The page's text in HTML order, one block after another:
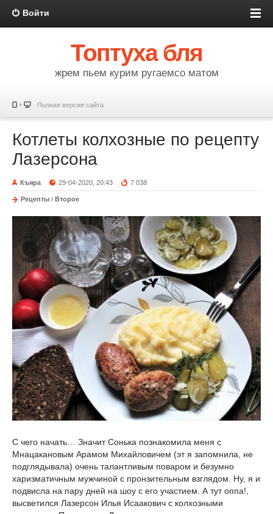
Войти
Топтуха бля
жрем пьем курим ругаемсо матом
Полная версия сайта
Котлеты колхозные по рецепту
Лазерсона
Къяра 29-04-2020, 20:43 7 038
Рецепты / Второе
С чего начать… Значит Сонька познакомила меня с
Мнацакановым Арамом Михайловичем (эт я запомнила, не
подглядывала) очень талантливым поваром и безумно
харизматичным мужчиной с пронзительным взглядом. Ну, я и
подвисла на пару дней на шоу с его участием. А тут оппа!,
высветился Лазерсон Илья Исаакович с колхозными